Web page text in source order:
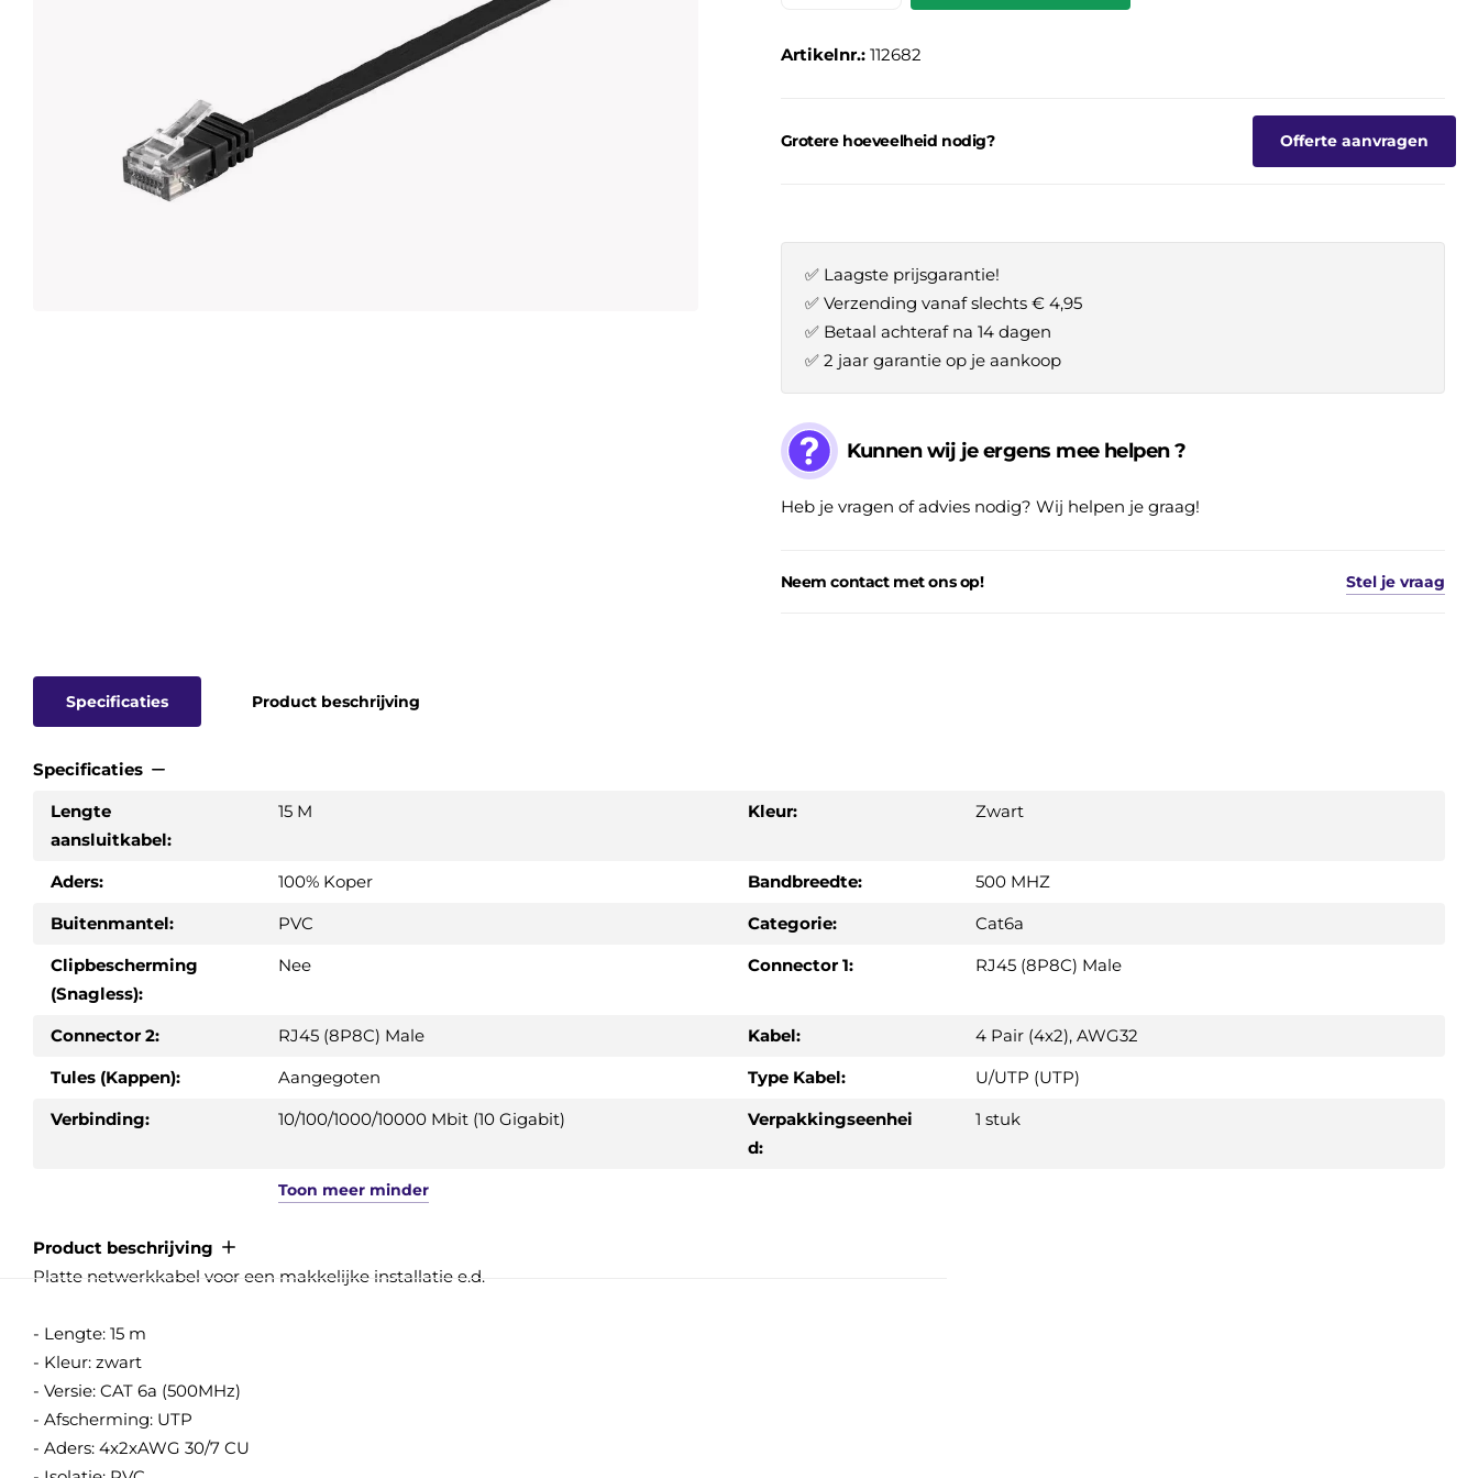
Artikelnr.:112682
Grotere hoeveelheid nodig? Offerte aanvragen
✅ Laagste prijsgarantie!
✅ Verzending vanaf slechts € 4,95
✅ Betaal achteraf na 14 dagen
✅ 2 jaar garantie op je aankoop
Kunnen wij je ergens mee helpen ?
Heb je vragen of advies nodig? Wij helpen je graag!
Neem contact met ons op! Stel je vraag
Specificaties Product beschrijving
Specificaties
Lengte
aansluitkabel:
15 M Kleur: Zwart
Aders: 100% Koper Bandbreedte:
500 MHZ
Buitenmantel:
PVC Categorie:
Cat6a
Clipbescherming
(Snagless):
Nee Connector 1: RJ45 (8P8C) Male
Connector 2: RJ45 (8P8C) Male Kabel:
4 Pair (4x2), AWG32
Tules (Kappen):
Aangegoten Type Kabel:
U/UTP (UTP)
Verbinding:
10/100/1000/10000 Mbit (10 Gigabit)
Verpakkingseenhei
d:
1 stuk
Toon meer minder
Product beschrijving
Platte netwerkkabel voor een makkelijke installatie e.d.
- Lengte: 15 m
- Kleur: zwart
- Versie: CAT 6a (500MHz)
- Afscherming: UTP
- Aders: 4x2xAWG 30/7 CU